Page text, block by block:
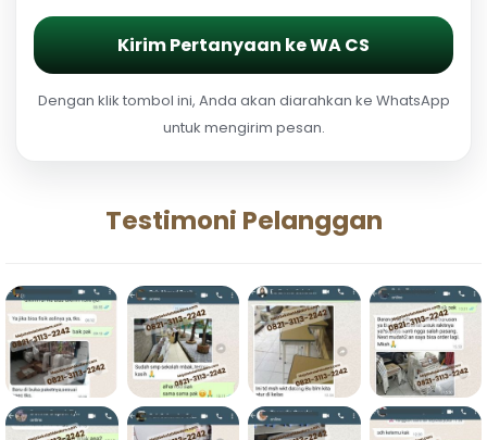
Kirim Pertanyaan ke WA CS
Dengan klik tombol ini, Anda akan diarahkan ke WhatsApp
untuk mengirim pesan.
Testimoni Pelanggan